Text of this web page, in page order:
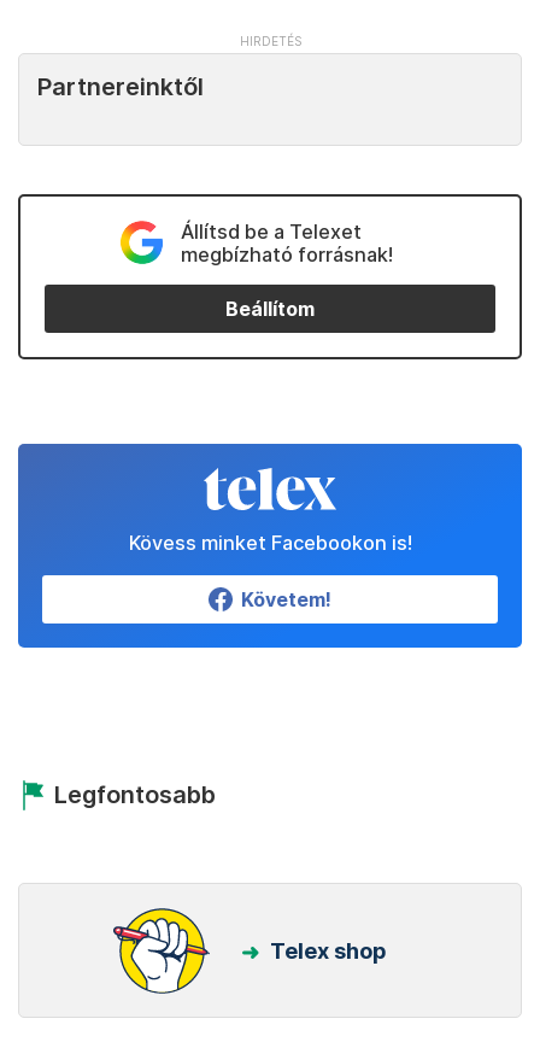
Partnereinktől
Állítsd be a Telexet
megbízható forrásnak!
Beállítom
Kövess minket Facebookon is!
Követem!
Legfontosabb
Telex shop